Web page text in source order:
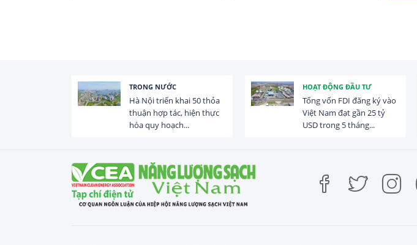
TRONG NƯỚC
Hà Nội triển khai 50 thỏa
thuận hợp tác, hiện thực
hóa quy hoạch...
HOẠT ĐỘNG ĐẦU TƯ
Tổng vốn FDI đăng ký vào
Việt Nam đạt gần 25 tỷ
USD trong 5 tháng...